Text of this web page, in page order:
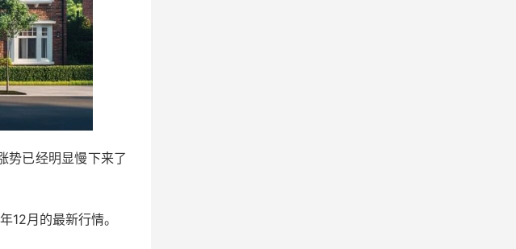
势已经明显慢下来了
12月的最新行情。